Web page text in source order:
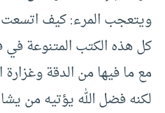
ويتعجب المرء: كيف اتسعت
كل هذه الكتب المتنوعة في
مع ما فيها من الدقة وغزارة
لكنه فضل الله يؤتيه من